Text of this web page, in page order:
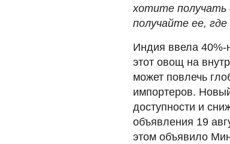
хотите получать
получайте ее, где
Индия ввела 40%-
этот овощ на
может повлечь
импортеров.
доступности и
объявления 19
этом объявило